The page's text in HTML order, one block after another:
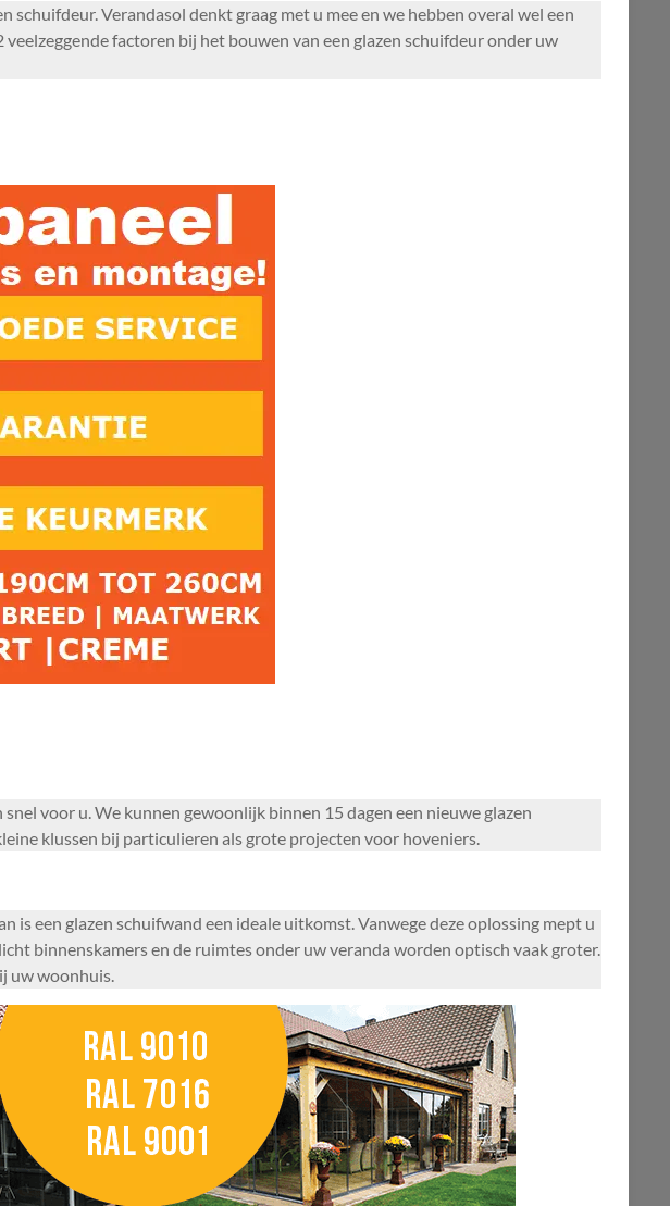
Verandasol denkt graag met u mee en we hebben overal wel een
factoren bij het bouwen van een glazen schuifdeur onder uw
voor u. We kunnen gewoonlijk binnen 15 dagen een nieuwe glazen
klussen bij particulieren als grote projecten voor hoveniers.
een glazen schuifwand een ideale uitkomst. Vanwege deze oplossing mept u
binnenskamers en de ruimtes onder uw veranda worden optisch vaak groter.
uw woonhuis.